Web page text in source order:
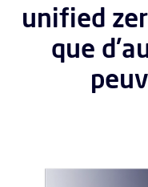
unified
que